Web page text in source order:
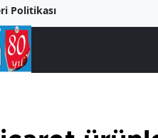
Politikası